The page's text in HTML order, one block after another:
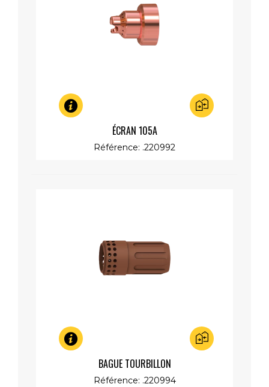
ÉCRAN 105A
Référence: .220992
BAGUE TOURBILLON
Référence: .220994